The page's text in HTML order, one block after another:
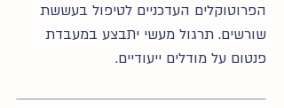
הפרוטוקלים העדכניים לטיפול בעששת
שורשים. תרגול מעשי יתבצע במעבדת
פנטום על מודלים ייעודיים.